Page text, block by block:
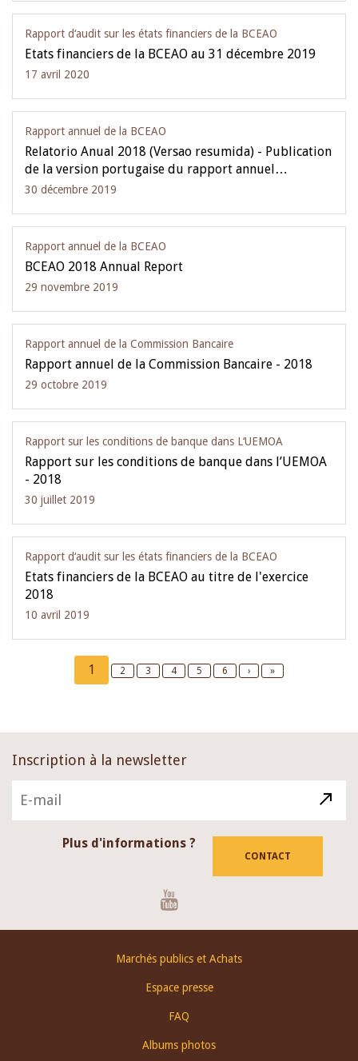
Rapport d‘audit sur les états financiers de la BCEAO
Etats financiers de la BCEAO au 31 décembre 2019
17 avril 2020
Rapport annuel de la BCEAO
Relatorio Anual 2018 (Versao resumida) - Publication
de la version portugaise du rapport annuel…
30 décembre 2019
Rapport annuel de la BCEAO
BCEAO 2018 Annual Report
29 novembre 2019
Rapport annuel de la Commission Bancaire
Rapport annuel de la Commission Bancaire - 2018
29 octobre 2019
Rapport sur les conditions de banque dans L‘UEMOA
Rapport sur les conditions de banque dans l’UEMOA
- 2018
30 juillet 2019
Rapport d‘audit sur les états financiers de la BCEAO
Etats financiers de la BCEAO au titre de l'exercice
2018
10 avril 2019
Current
page
1 Page
2 Page
3 Page
4 Page
5 Page
6
Next
›
Last
»
Inscription à la newsletter
Plus d'informations ?
CONTACT
Marchés publics et Achats
Espace presse
FAQ
Albums photos